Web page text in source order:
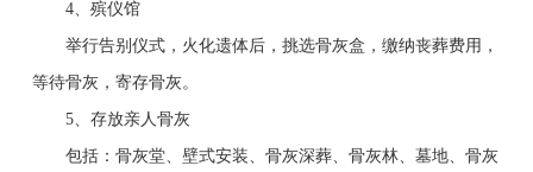
4、殡仪馆
举行告别仪式，火化遗体后，挑选骨灰盒，缴纳丧葬费用，
等待骨灰，寄存骨灰。
5、存放亲人骨灰
包括：骨灰堂、壁式安装、骨灰深葬、骨灰林、墓地、骨灰